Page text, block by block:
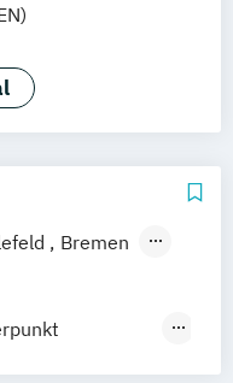
Bremen
Leipzig